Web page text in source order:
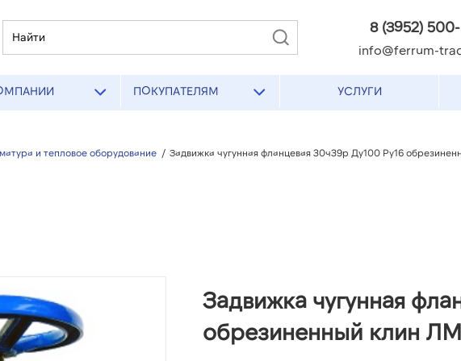
8 (3952)
info@ferrum-
ПОКУПАТЕЛЯМ УСЛУГИ
и тепловое оборудование / Задвижка чугунная фланцевая 30ч39р Ду100 Ру16
Задвижка чугунная
обрезиненный клин